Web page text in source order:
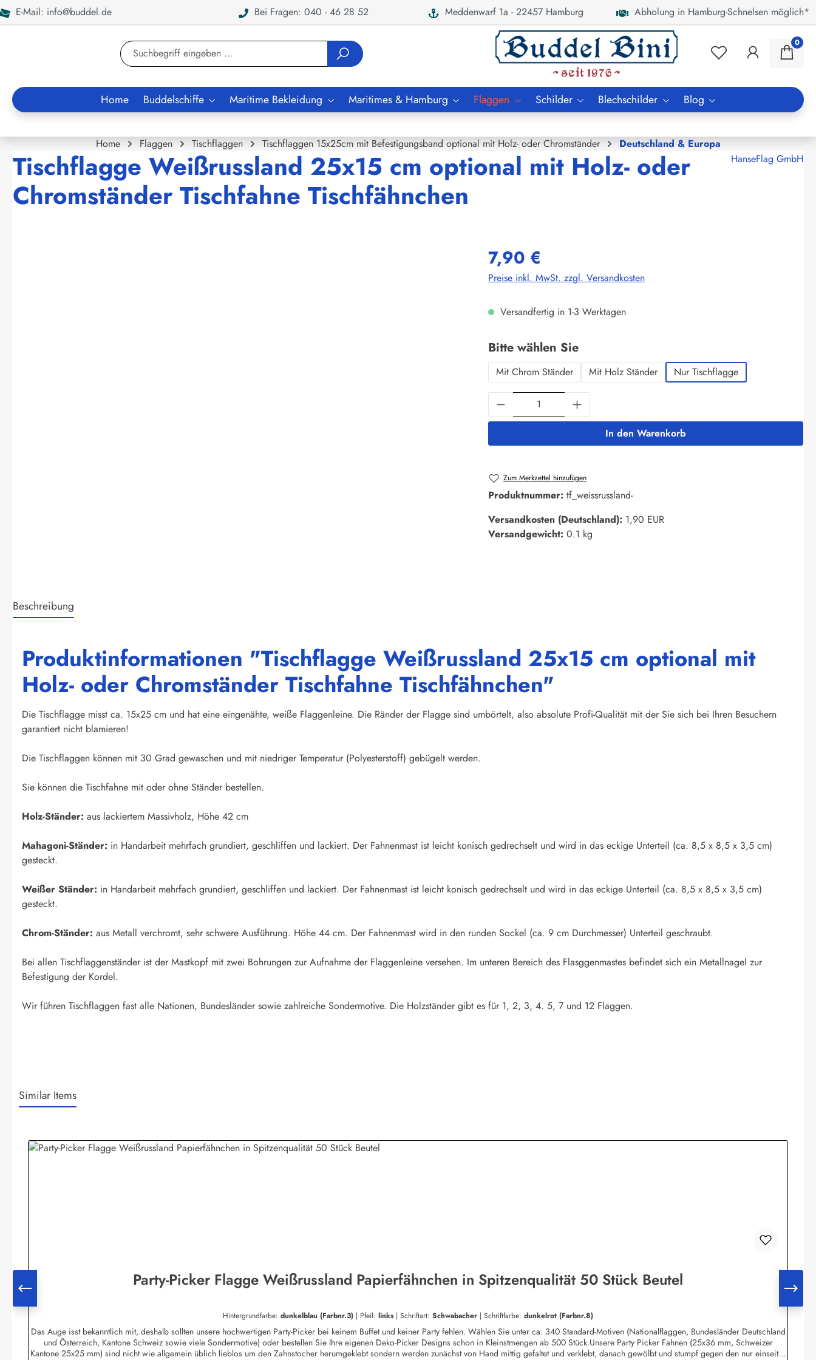
Zur Suche springen
E-Mail: info@buddel.de Bei Fragen: 040 - 46 28 52 Meddenwarf 1a - 22457 Hamburg Abholung in Hamburg-Schnelsen möglich*
0
Home Buddelschiffe Maritime Bekleidung Maritimes & Hamburg Flaggen Schilder Blechschilder Blog
Home Flaggen Tischflaggen Tischflaggen 15x25cm mit Befestigungsband optional mit Holz- oder Chromständer Deutschland & Europa
Tischflagge Weißrussland 25x15 cm optional mit Holz- oder
Chromständer Tischfahne Tischfähnchen
HanseFlag GmbH
7,90 €
Preise inkl. MwSt. zzgl. Versandkosten
Versandfertig in 1-3 Werktagen
Bitte wählen Sieauswählen
Mit Chrom Ständer Mit Holz Ständer Nur Tischflagge
Produkt Anzahl: Gib den gewünschten Wert ein
In den Warenkorb
Zum Merkzettel hinzufügen
Produktnummer: tf_weissrussland-
Versandkosten (Deutschland): 1,90 EUR
Versandgewicht: 0.1 kg
Beschreibung
Produktinformationen "Tischflagge Weißrussland 25x15 cm optional mit
Holz- oder Chromständer Tischfahne Tischfähnchen"
Die Tischflagge misst ca. 15x25 cm und hat eine eingenähte, weiße Flaggenleine. Die Ränder der Flagge sind umbörtelt, also absolute Profi-Qualität mit der Sie sich bei Ihren Besuchern
garantiert nicht blamieren!
Die Tischflaggen können mit 30 Grad gewaschen und mit niedriger Temperatur (Polyesterstoff) gebügelt werden.
Sie können die Tischfahne mit oder ohne Ständer bestellen.
Holz-Ständer: aus lackiertem Massivholz, Höhe 42 cm
Mahagoni-Ständer: in Handarbeit mehrfach grundiert, geschliffen und lackiert. Der Fahnenmast ist leicht konisch gedrechselt und wird in das eckige Unterteil (ca. 8,5 x 8,5 x 3,5 cm)
gesteckt.
Weißer Ständer: in Handarbeit mehrfach grundiert, geschliffen und lackiert. Der Fahnenmast ist leicht konisch gedrechselt und wird in das eckige Unterteil (ca. 8,5 x 8,5 x 3,5 cm)
gesteckt.
Chrom-Ständer: aus Metall verchromt, sehr schwere Ausführung. Höhe 44 cm. Der Fahnenmast wird in den runden Sockel (ca. 9 cm Durchmesser) Unterteil geschraubt.
Bei allen Tischflaggenständer ist der Mastkopf mit zwei Bohrungen zur Aufnahme der Flaggenleine versehen. Im unteren Bereich des Flasggenmastes befindet sich ein Metallnagel zur
Befestigung der Kordel.
Wir führen Tischflaggen fast alle Nationen, Bundesländer sowie zahlreiche Sondermotive. Die Holzständer gibt es für 1, 2, 3, 4. 5, 7 und 12 Flaggen.
Similar Items
Party-Picker Flagge Weißrussland Papierfähnchen in Spitzenqualität 50 Stück Beutel
Hintergrundfarbe: dunkelblau (Farbnr.3) | Pfeil: links | Schriftart: Schwabacher | Schriftfarbe: dunkelrot (Farbnr.8)
Das Auge isst bekanntlich mit, deshalb sollten unsere hochwertigen Party-Picker bei keinem Buffet und keiner Party fehlen. Wählen Sie unter ca. 340 Standard-Motiven (Nationalflaggen, Bundesländer Deutschland
und Österreich, Kantone Schweiz sowie viele Sondermotive) oder bestellen Sie Ihre eigenen Deko-Picker Designs schon in Kleinstmengen ab 500 Stück.Unsere Party Picker Fahnen (25x36 mm, Schweizer
Kantone 25x25 mm) sind nicht wie allgemein üblich lieblos um den Zahnstocher herumgeklebt sondern werden zunächst von Hand mittig gefaltet und verklebt, danach gewölbt und stumpf gegen den nur einseitig